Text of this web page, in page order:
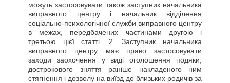
можуть застосовувати також заступник начальника
виправного центру і начальник відділення
соціально-психологічної служби виправного центру
в межах, передбачених частинами другою і
третьою цієї статті. 2. Заступник начальника
виправного центру має право застосовувати
заходи заохочення у виді оголошення подяки,
дострокового зняття раніше накладеного ним
стягнення і дозволу на виїзд до близьких родичів за